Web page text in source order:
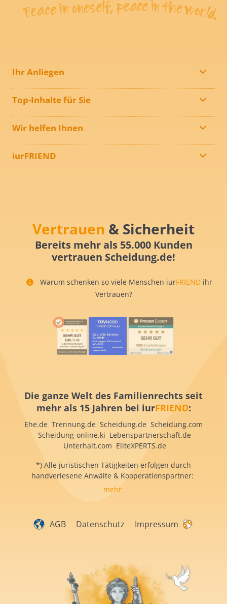
Ihr Anliegen
Top-Inhalte für Sie
Wir helfen Ihnen
iurFRIEND
Vertrauen & Sicherheit
Bereits mehr als 55.000 Kunden
vertrauen Scheidung.de!
Warum schenken so viele Menschen iurFRIEND ihr
Vertrauen?
Die ganze Welt des Familienrechts seit
mehr als 15 Jahren bei iurFRIEND:
Ehe.de Trennung.de Scheidung.de Scheidung.com
Scheidung-online.ki Lebenspartnerschaft.de
Unterhalt.com EliteXPERTS.de
*) Alle juristischen Tätigkeiten erfolgen durch
handverlesene Anwälte & Kooperationspartner:
mehr
AGB Datenschutz Impressum